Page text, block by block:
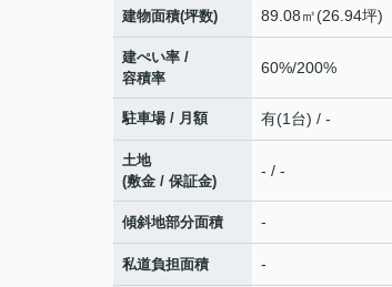
建物面積(坪数) 89.08㎡(26.94坪)
建ぺい率 /
容積率
60%/200%
駐車場 / 月額 有(1台) / -
土地
(敷金 / 保証金)
- / -
傾斜地部分面積 -
私道負担面積 -